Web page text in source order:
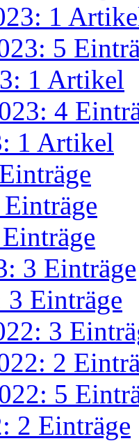
1
5
1 Artikel
4
1 Artikel
3 Einträge
3 Einträge
3
2
5
2 Einträge